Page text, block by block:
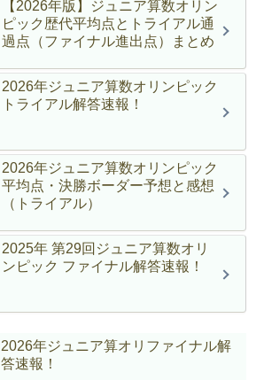
【2026年版】ジュニア算数オリン
ピック歴代平均点とトライアル通
過点（ファイナル進出点）まとめ
2026年ジュニア算数オリンピック
トライアル解答速報！
2026年ジュニア算数オリンピック
平均点・決勝ボーダー予想と感想
（トライアル）
2025年 第29回ジュニア算数オリ
ンピック ファイナル解答速報！
2026年ジュニア算オリファイナル解
答速報！